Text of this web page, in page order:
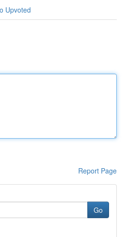
Upvoted
Report Page
Go